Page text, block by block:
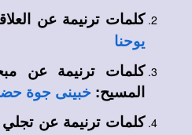
كلمات ترنيمة عن
يوحنا
كلمات ترنيمة عن
المسيح: خبينى جوة
كلماتترنيمة عن